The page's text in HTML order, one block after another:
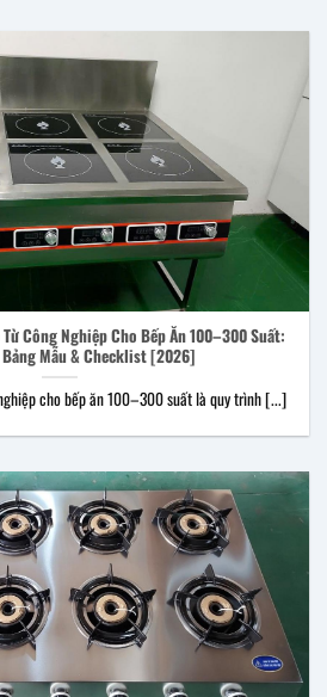
Công Nghiệp Cho Bếp Ăn 100–300 Suất:
Bảng Mẫu & Checklist [2026]
cho bếp ăn 100–300 suất là quy trình [...]